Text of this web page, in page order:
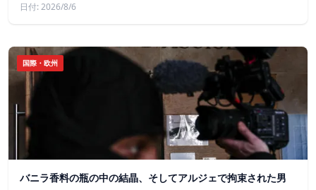
日付: 2026/8/6
国際・欧州
バニラ香料の瓶の中の結晶、そしてアルジェで拘束された男